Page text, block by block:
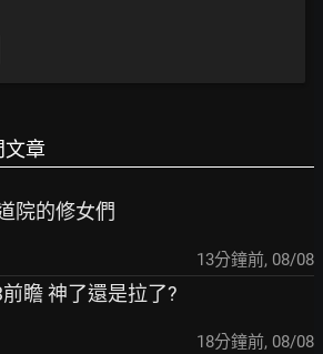
文章
院的修女們
13分鐘前, 08/08
瞻 神了還是拉了?
18分鐘前, 08/08